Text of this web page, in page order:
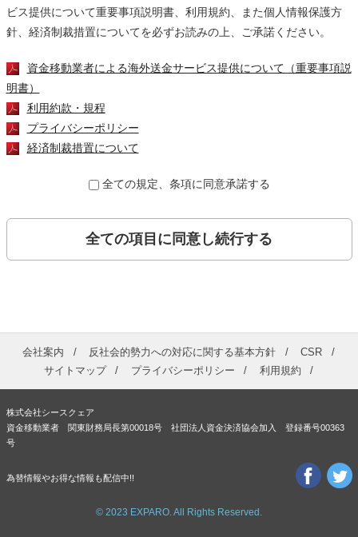
ビス提供について重要事項説明書、利用規約、また個人情報保護方
針、経済制裁措置についてを必ずお読みの上、ご承諾ください。
資金移動業者による海外送金サービス提供について（重要事項説
明書）
利用約款・規程
プライバシーポリシー
経済制裁措置について
全ての規定、条項に同意承諾する
全ての項目に同意し続行する
会社案内 反社会的勢力への対応に関する基本方針
CSR
サイトマップ
プライバシーポリシー 利用規約
株式会社シースクェア
資金移動業者 関東財務局長第00018号 社団法人資金決済協会加入 登録番号00363
号
為替情報やお得な情報も配信中!!
© 2023 EXPARO. All Rights Reserved.